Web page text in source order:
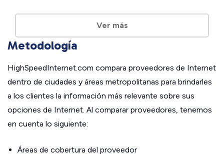
Ver más
Metodología
HighSpeedInternet.com compara proveedores de Internet
dentro de ciudades y áreas metropolitanas para brindarles
a los clientes la información más relevante sobre sus
opciones de Internet. Al comparar proveedores, tenemos
en cuenta lo siguiente:
Áreas de cobertura del proveedor